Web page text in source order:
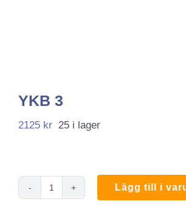
YKB 3
2125 kr 25 i lager
Lägg till i